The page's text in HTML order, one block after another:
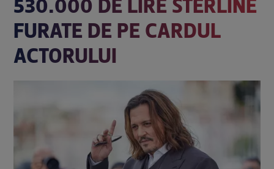
530.000 DE LIRE STERLINE
FURATE DE PE CARDUL
ACTORULUI